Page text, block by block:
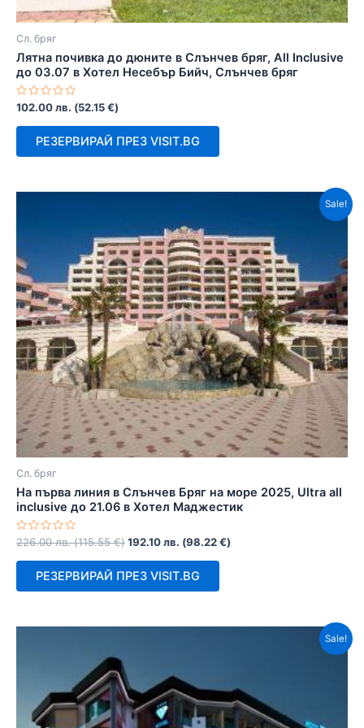
Сл. бряг
Лятна почивка до дюните в Слънчев бряг, All Inclusive
до 03.07 в Хотел Несебър Бийч, Слънчев бряг
Оценено
с
0
102.00лв. (52.15€)
РЕЗЕРВИРАЙ ПРЕЗ VISIT.BG
Sale!
Сл. бряг
На първа линия в Слънчев Бряг на море 2025, Ultra all
inclusive до 21.06 в Хотел Маджестик
Оценено
с
0
226.00лв. (115.55€)192.10лв. (98.22€)
РЕЗЕРВИРАЙ ПРЕЗ VISIT.BG
Sale!